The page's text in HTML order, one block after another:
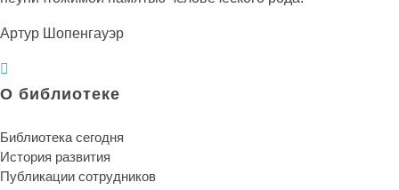
Артур Шопенгауэр
О библиотеке
Библиотека сегодня
История развития
Публикации сотрудников